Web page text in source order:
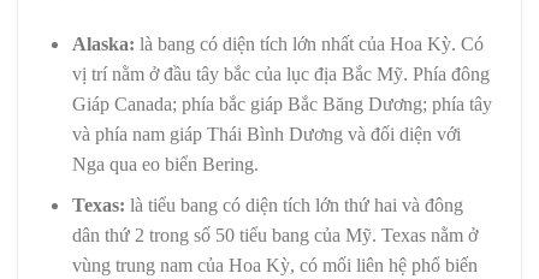
Alaska: là bang có diện tích lớn nhất của Hoa Kỳ. Có
vị trí nằm ở đầu tây bắc của lục địa Bắc Mỹ. Phía đông
Giáp Canada; phía bắc giáp Bắc Băng Dương; phía tây
và phía nam giáp Thái Bình Dương và đối diện với
Nga qua eo biển Bering.
Texas: là tiểu bang có diện tích lớn thứ hai và đông
dân thứ 2 trong số 50 tiểu bang của Mỹ. Texas nằm ở
vùng trung nam của Hoa Kỳ, có mối liên hệ phổ biến